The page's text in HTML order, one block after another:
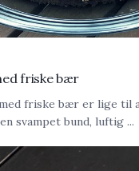
friske bær
friske bær er lige til
svampet bund, luftig ...